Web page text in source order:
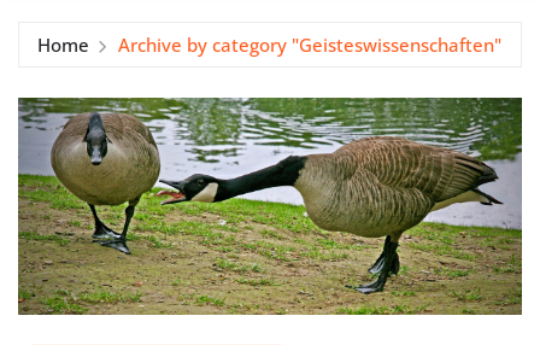
Home Archive by category "Geisteswissenschaften"